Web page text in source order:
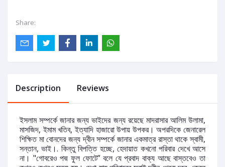
Share:
Description Reviews
ইসলাম সম্পর্কে জানার জন্য ভাইদের জন্য রয়েছে মাদরাসার আলিম উলামা,
মাসজিদ, ইমাম খতিব, ইত্যাদি হাজারো উপায় উপকর। অপরদিকে জেনারেল
শিক্ষিত মা বোনদের জন্য দ্বীন সম্পর্কে জানার একমাত্র রাস্তা থাকে স্বামী,
সন্তান, ভাই।. কিন্তু বিপত্তি হচ্ছে, হেদায়াত কখনো পরিবার দেখে আসে
না। "গোবরেও পদ্ম ফুল ফোটে” বলে যে প্রবাদ বাক্য আছে বাস্তবেও তা